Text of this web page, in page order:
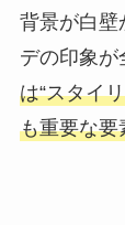
背景が白壁
デの印象が
は“スタイ
も重要な要